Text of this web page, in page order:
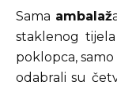
Sama ambalaž
staklenog
poklopca,
odabrali su